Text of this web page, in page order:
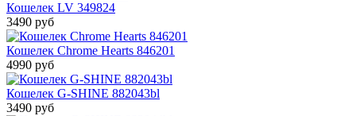
Кошелек LV 349824
3490 руб
Кошелек Chrome Hearts 846201
4990 руб
Кошелек G-SHINE 882043bl
3490 руб